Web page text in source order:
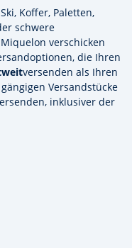
Koffer, Paletten,
schwere
verschicken
die Ihren
versenden als Ihren
Versandstücke
inklusiver der